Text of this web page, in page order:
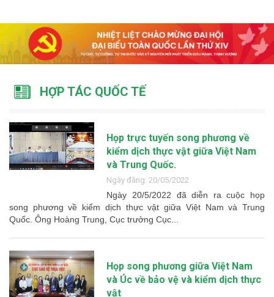
HỢP TÁC QUỐC TẾ
Họp trực tuyến song phương về
kiểm dịch thực vật giữa Việt Nam
và Trung Quốc.
Ngày đăng: 20/05/2022
Ngày 20/5/2022 đã diễn ra cuộc họp
song phương về kiểm dịch thực vật giữa Việt Nam và Trung
Quốc. Ông Hoàng Trung, Cục trưởng Cục...
Họp song phương giữa Việt Nam
và Úc về bảo vệ và kiểm dịch thực
vật